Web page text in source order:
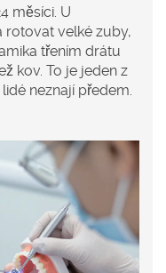
měsíci. U
rotovat velké zuby,
třením drátu
kov. To je jeden z
neznají předem.